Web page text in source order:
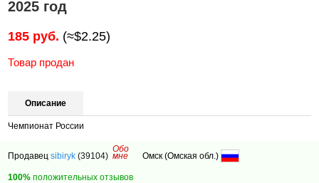
2025 год
185 руб. (≈$2.25)
Товар продан
Описание
Чемпионат России
Продавецsibiryk (39104)
Обо
мне Омск (Омская обл.)
100% положительных отзывов